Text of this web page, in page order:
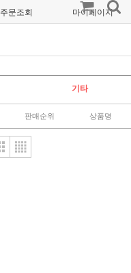
주문조회 마이페이지
기타
판매순위 상품명